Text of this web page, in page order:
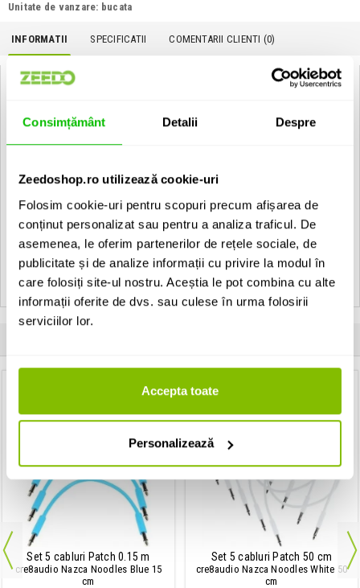
Consimțământ Detalii Despre
Zeedoshop.ro utilizează cookie-uri
Folosim cookie-uri pentru scopuri precum afișarea de
conținut personalizat sau pentru a analiza traficul. De
asemenea, le oferim partenerilor de rețele sociale, de
publicitate și de analize informații cu privire la modul în
care folosiți site-ul nostru. Aceștia le pot combina cu alte
informații oferite de dvs. sau culese în urma folosirii
serviciilor lor.
Accepta toate
Personalizează
Unitate de vanzare: bucata
INFORMATII SPECIFICATII COMENTARII CLIENTI (0)
cre8audio Nazca Noodles Violet 50 cm:
Conector 1: Jack 3.5 mm tata
Conector 2: Jack 3.5 mm tata
EAN: 850009372321
Vezi toate produsele de tipCabluri audio cre8audio
Vezi toate produsele din categoriaCabluri audio
Vezi toate produsele producatoruluicre8audio
Set 5 cabluri Patch 0.15 m
cre8audio Nazca Noodles Blue 15
cm
Set 5 cabluri Patch 50 cm
cre8audio Nazca Noodles White 50
cm